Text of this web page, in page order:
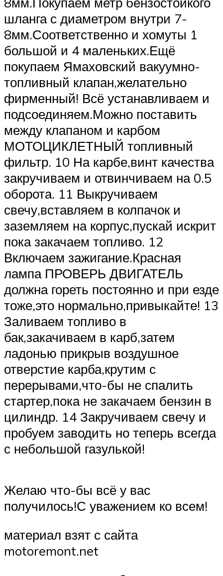
шланга с диаметром внутри 7-
8мм.Соответственно и хомуты 1
большой и 4 маленьких.Ещё
покупаем Ямаховский вакуумно-
топливный клапан,желательно
фирменный! Всё устанавливаем и
подсоединяем.Можно поставить
между клапаном и карбом
МОТОЦИКЛЕТНЫЙ топливный
фильтр. 10 На карбе,винт качества
закручиваем и отвинчиваем на 0.5
оборота. 11 Выкручиваем
свечу,вставляем в колпачок и
заземляем на корпус,пускай искрит
пока закачаем топливо. 12
Включаем зажигание.Красная
лампа ПРОВЕРЬ ДВИГАТЕЛЬ
должна гореть постоянно и при езде
тоже,это нормально,привыкайте! 13
Заливаем топливо в
бак,закачиваем в карб,затем
ладонью прикрыв воздушное
отверстие карба,крутим с
перерывами,что-бы не спалить
стартер,пока не закачаем бензин в
цилиндр. 14 Закручиваем свечу и
пробуем заводить но теперь всегда
с небольшой газулькой!
Желаю что-бы всё у вас
получилось!С уважением ко всем!
материал взят с сайта
motoremont.net